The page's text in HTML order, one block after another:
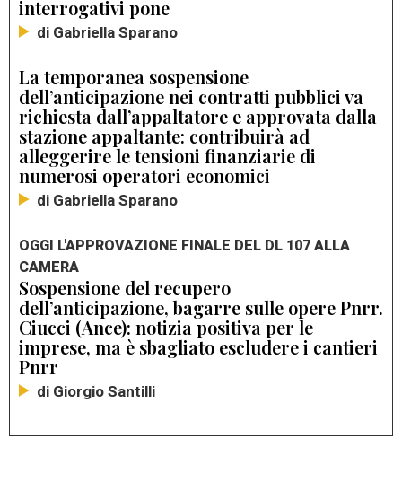
interrogativi pone
di Gabriella Sparano
La temporanea sospensione
dell’anticipazione nei contratti pubblici va
richiesta dall’appaltatore e approvata dalla
stazione appaltante: contribuirà ad
alleggerire le tensioni finanziarie di
numerosi operatori economici
di Gabriella Sparano
OGGI L'APPROVAZIONE FINALE DEL DL 107 ALLA
CAMERA
Sospensione del recupero
dell’anticipazione, bagarre sulle opere Pnrr.
Ciucci (Ance): notizia positiva per le
imprese, ma è sbagliato escludere i cantieri
Pnrr
di Giorgio Santilli